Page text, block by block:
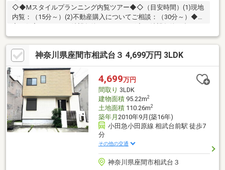
◇◆Mスタイルプランニング内覧ツアー◆◇（目安時間）(1)現地
内覧：（15分～）(2)不動産購入についてご相談：（30分～）◆内
物件情報の閲覧サポート～【お客様のマイホームってどんなイメ
ージ？】～◆広いリビングで楽しい食事！◆毎月支払う費用はど
のくらいになるの。◆不動産の購入は不安があって色々心配。不
動産購入は夢もあるけど、悩みや不安もありますね。少しでもお
客様に寄り添える、頼って良かったと思えるそんな営業でいいご
提案ができたらと思っています。是非、お気軽にお立ち寄りくだ
さい。
神奈川県座間市相武台３ 4,699万円 3LDK
4,699万円
間取り 3LDK
建物面積95.22m2
土地面積110.26m2
築年月 2010年9月(築16年)
小田急小田原線 相武台前駅 徒歩7
分
その他の交通
神奈川県座間市相武台３